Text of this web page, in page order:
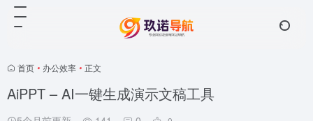
首页 • 办公效率 • 正文
AiPPT – AI一键生成演示文稿工具